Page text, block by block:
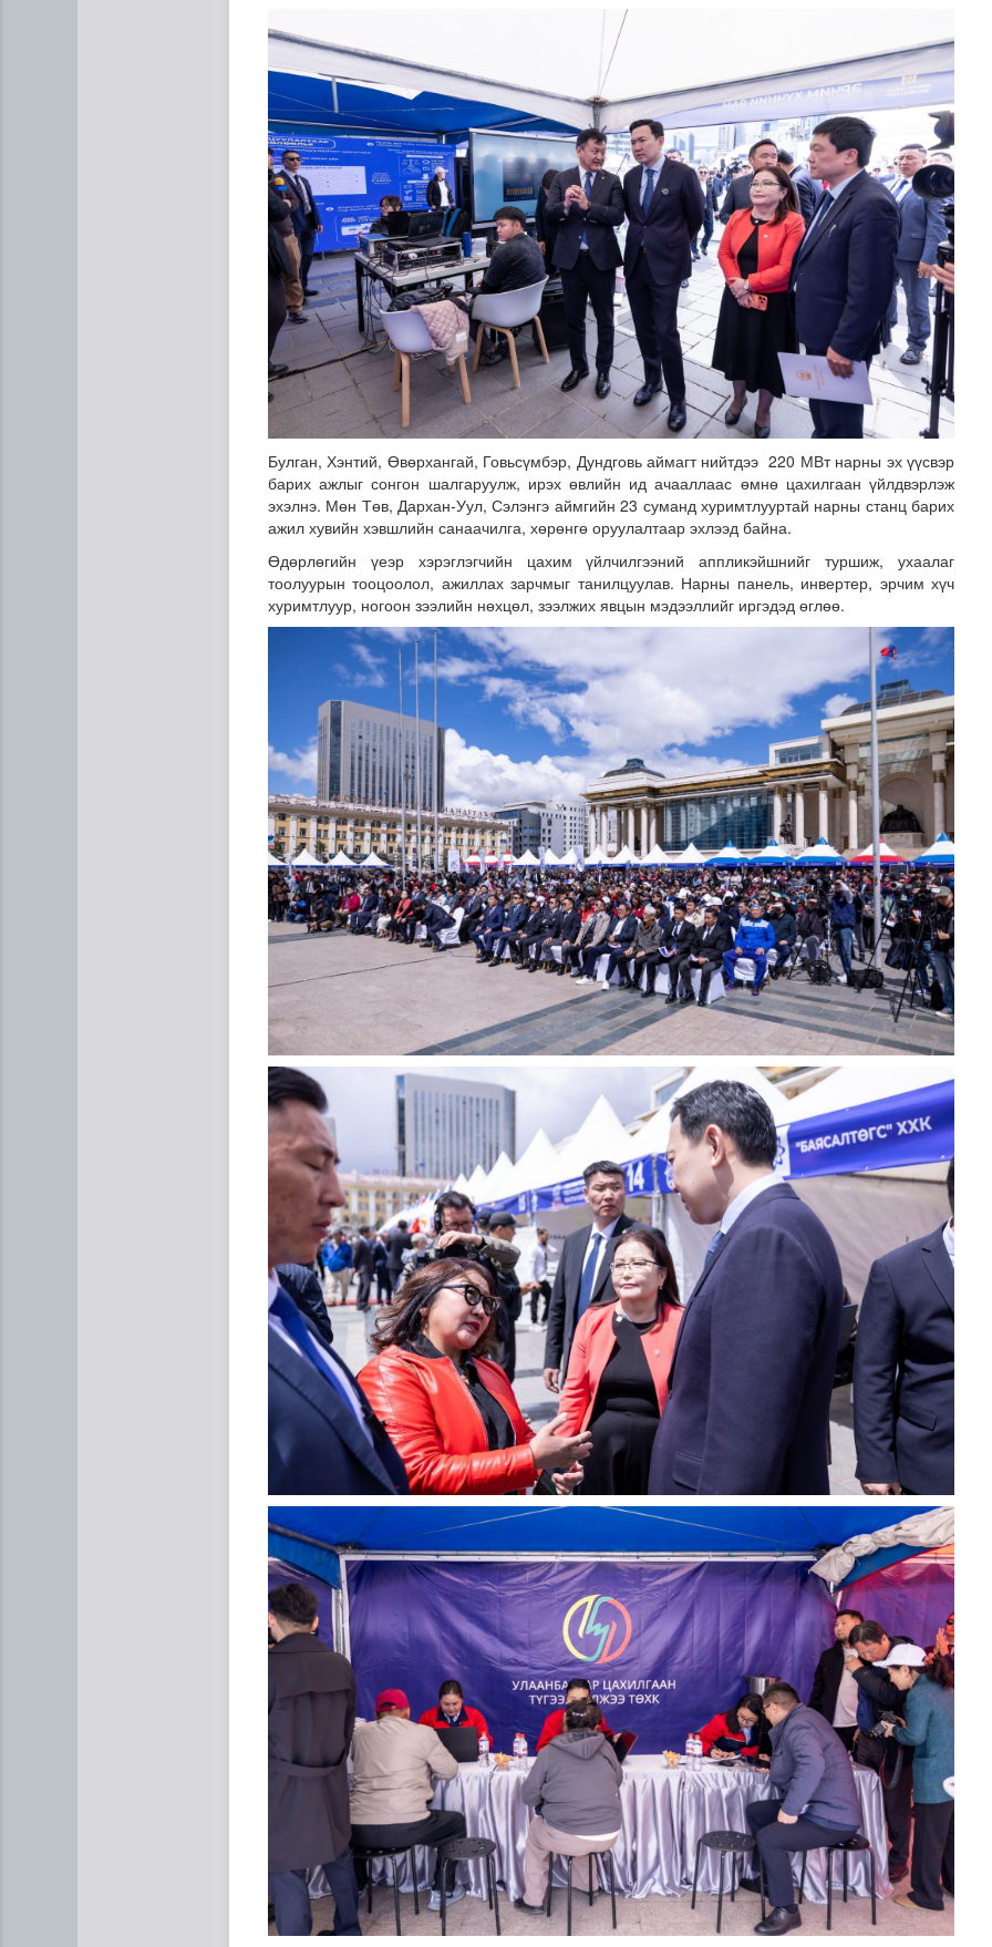
Булган, Хэнтий, Өвөрхангай, Говьсүмбэр, Дундговь аймагт нийтдээ 220 МВт нарны эх үүсвэр
барих ажлыг сонгон шалгаруулж, ирэх өвлийн ид ачааллаас өмнө цахилгаан үйлдвэрлэж
эхэлнэ. Мөн Төв, Дархан-Уул, Сэлэнгэ аймгийн 23 суманд хуримтлууртай нарны станц барих
ажил хувийн хэвшлийн санаачилга, хөрөнгө оруулалтаар эхлээд байна.
Өдөрлөгийн үеэр хэрэглэгчийн цахим үйлчилгээний аппликэйшнийг туршиж, ухаалаг
тоолуурын тооцоолол, ажиллах зарчмыг танилцуулав. Нарны панель, инвертер, эрчим хүч
хуримтлуур, ногоон зээлийн нөхцөл, зээлжих явцын мэдээллийг иргэдэд өглөө.